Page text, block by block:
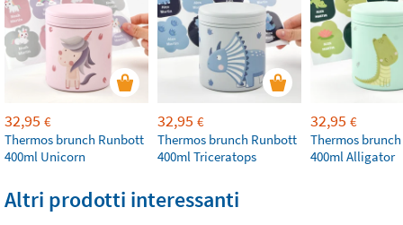
32,95 €
Thermos brunch Runbott
400ml Unicorn
32,95 €
Thermos brunch Runbott
400ml Triceratops
32,95 €
Thermos
400ml Alligator
Altri prodotti interessanti